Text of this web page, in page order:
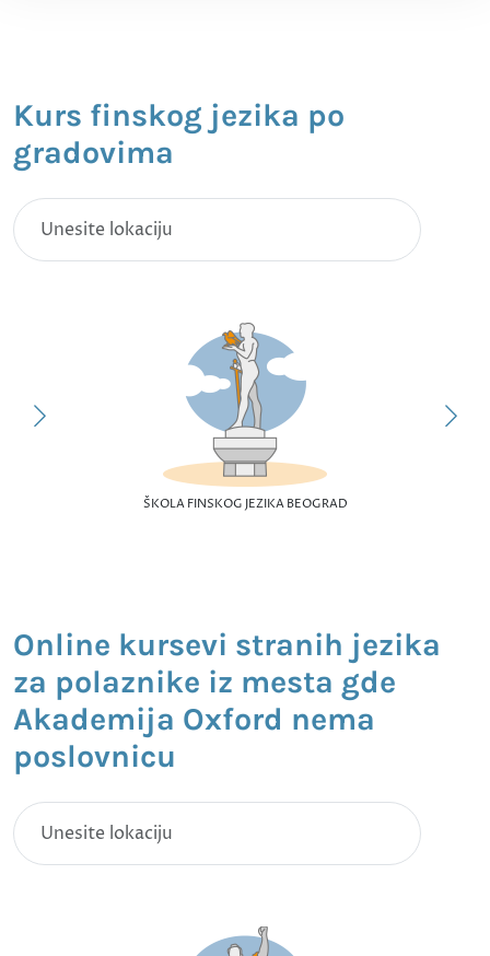
Kurs finskog jezika po
gradovima
ŠKOLA FINSKOG JEZIKA BEOGRAD
Online kursevi stranih jezika
za polaznike iz mesta gde
Akademija Oxford nema
poslovnicu